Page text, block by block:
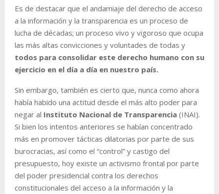
Es de destacar que el andamiaje del derecho de acceso
a la información y la transparencia es un proceso de
lucha de décadas; un proceso vivo y vigoroso que ocupa
las más altas convicciones y voluntades de todas y
todos para consolidar este derecho humano con su
ejercicio en el día a día en nuestro país.
Sin embargo, también es cierto que, nunca como ahora
había habido una actitud desde el más alto poder para
negar al Instituto Nacional de Transparencia (INAI).
Si bien los intentos anteriores se habían concentrado
más en promover tácticas dilatorias por parte de sus
burocracias, así como el “control” y castigo del
presupuesto, hoy existe un activismo frontal por parte
del poder presidencial contra los derechos
constitucionales del acceso a la información y la